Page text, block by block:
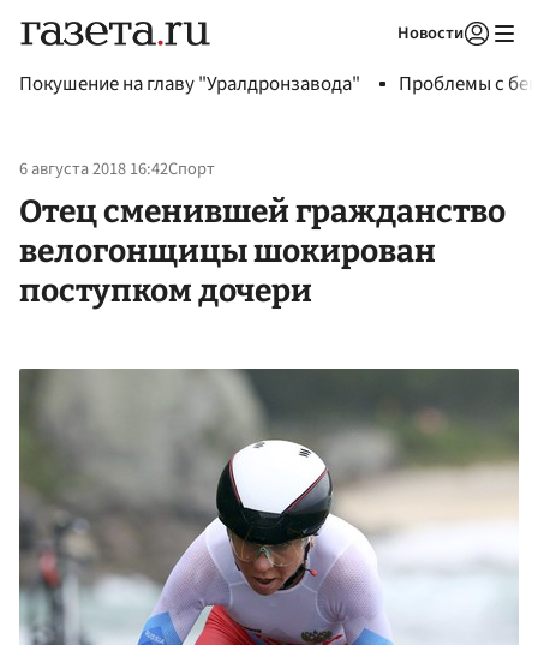
Новости
Покушение на главу "Уралдронзавода" Проблемы с
6 августа 2018 16:42Спорт
Отец сменившей гражданство
велогонщицы шокирован
поступком дочери